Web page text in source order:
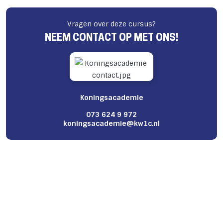
Vragen over deze cursus?
NEEM CONTACT OP MET ONS!
Koningsacademie
073 624 9 972
koningsacademie@kw1c.nl